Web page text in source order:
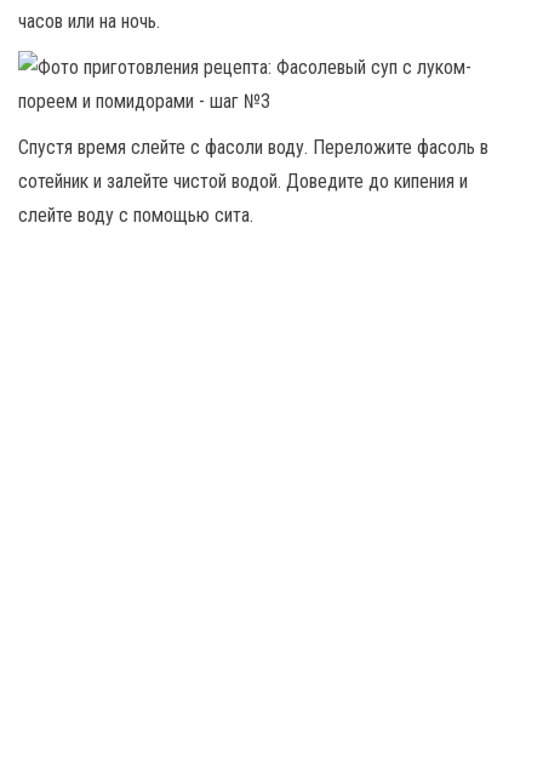
часов или на ночь.
Спустя время слейте с фасоли воду. Переложите фасоль в
сотейник и залейте чистой водой. Доведите до кипения и
слейте воду с помощью сита.